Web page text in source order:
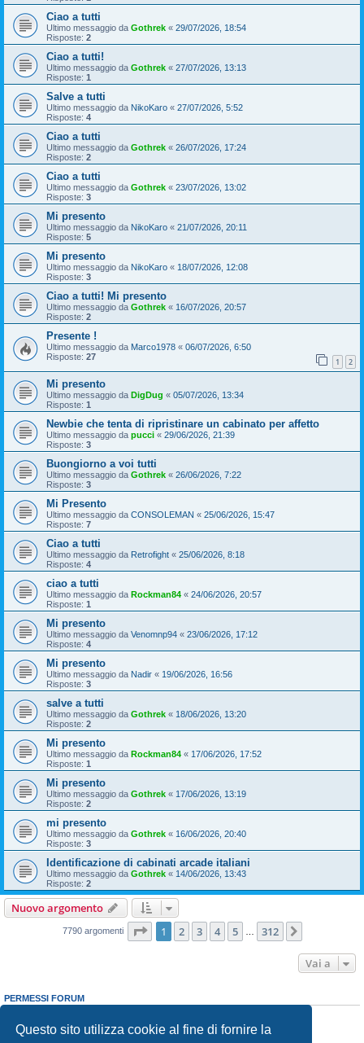
Questo sito utilizza cookie al fine di fornire la
Ciao a tutti
Ultimo messaggio da Gothrek « 29/07/2026, 18:54
Risposte: 2
Ciao a tutti!
Ultimo messaggio da Gothrek « 27/07/2026, 13:13
Risposte: 1
Salve a tutti
Ultimo messaggio da NikoKaro « 27/07/2026, 5:52
Risposte: 4
Ciao a tutti
Ultimo messaggio da Gothrek « 26/07/2026, 17:24
Risposte: 2
Ciao a tutti
Ultimo messaggio da Gothrek « 23/07/2026, 13:02
Risposte: 3
Mi presento
Ultimo messaggio da NikoKaro « 21/07/2026, 20:11
Risposte: 5
Mi presento
Ultimo messaggio da NikoKaro « 18/07/2026, 12:08
Risposte: 3
Ciao a tutti! Mi presento
Ultimo messaggio da Gothrek « 16/07/2026, 20:57
Risposte: 2
Presente !
Ultimo messaggio da Marco1978 « 06/07/2026, 6:50
Risposte: 27 1 2
Mi presento
Ultimo messaggio da DigDug « 05/07/2026, 13:34
Risposte: 1
Newbie che tenta di ripristinare un cabinato per affetto
Ultimo messaggio da pucci « 29/06/2026, 21:39
Risposte: 3
Buongiorno a voi tutti
Ultimo messaggio da Gothrek « 26/06/2026, 7:22
Risposte: 3
Mi Presento
Ultimo messaggio da CONSOLEMAN « 25/06/2026, 15:47
Risposte: 7
Ciao a tutti
Ultimo messaggio da Retrofight « 25/06/2026, 8:18
Risposte: 4
ciao a tutti
Ultimo messaggio da Rockman84 « 24/06/2026, 20:57
Risposte: 1
Mi presento
Ultimo messaggio da Venomnp94 « 23/06/2026, 17:12
Risposte: 4
Mi presento
Ultimo messaggio da Nadir « 19/06/2026, 16:56
Risposte: 3
salve a tutti
Ultimo messaggio da Gothrek « 18/06/2026, 13:20
Risposte: 2
Mi presento
Ultimo messaggio da Rockman84 « 17/06/2026, 17:52
Risposte: 1
Mi presento
Ultimo messaggio da Gothrek « 17/06/2026, 13:19
Risposte: 2
mi presento
Ultimo messaggio da Gothrek « 16/06/2026, 20:40
Risposte: 3
Identificazione di cabinati arcade italiani
Ultimo messaggio da Gothrek « 14/06/2026, 13:43
Risposte: 2
Nuovo argomento
7790 argomenti Pagina di 312
1 2 3 4 5 312
Vai a
PERMESSI FORUM
Non puoirispondere negli argomenti
Non puoimodificare i tuoi messaggi